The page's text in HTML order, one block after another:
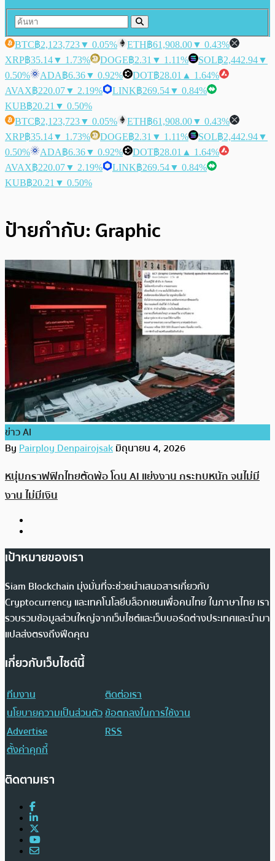
BTC฿2,123,723▼ 0.05% ETH฿61,908.00▼ 0.43%
XRP฿35.14▼ 1.73% DOGE฿2.31 ▼ 1.11% SOL฿2,442.94▼
0.50%
ADA฿6.36▼ 0.92% DOT฿28.01 ▲ 1.64%
AVAX฿220.07▼ 2.19% LINK฿269.54▼ 0.84%
KUB฿20.21 ▼ 0.50%
BTC฿2,123,723▼ 0.05% ETH฿61,908.00▼ 0.43%
XRP฿35.14▼ 1.73% DOGE฿2.31 ▼ 1.11% SOL฿2,442.94▼
0.50%
ADA฿6.36▼ 0.92% DOT฿28.01 ▲ 1.64%
AVAX฿220.07▼ 2.19% LINK฿269.54▼ 0.84%
KUB฿20.21 ▼ 0.50%
ป้ายกำกับ: Graphic
ข่าว AI
ByPairploy Denpairojsakมิถุนายน 4, 2026
หนุ่มกราฟฟิกไทยตัดพ้อ โดน AI แย่งงาน กระทบหนัก จนไม่มี
งาน ไม่มีเงิน
เป้าหมายของเรา
Siam Blockchain มุ่งมั่นที่จะช่วยนำเสนอสารเกี่ยวกับ
Cryptocurrency และเทคโนโลยีบล็อกเชนเพื่อคนไทย ในภาษาไทย เรา
รวบรวมข้อมูลส่วนใหญ่จากเว็บไซต์และเว็บบอร์ดต่างประเทศและนำมา
แปลส่งตรงถึงฟีดคุณ
เกี่ยวกับเว็บไซต์นี้
ทีมงาน
ติดต่อเรา
นโยบายความเป็นส่วนตัวข้อตกลงในการใช้งาน
Advertise
RSS
ตั้งค่าคุกกี้
ติดตามเรา